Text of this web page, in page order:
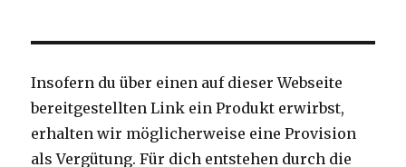
Insofern du über einen auf dieser Webseite
bereitgestellten Link ein Produkt erwirbst,
erhalten wir möglicherweise eine Provision
als Vergütung. Für dich entstehen durch die